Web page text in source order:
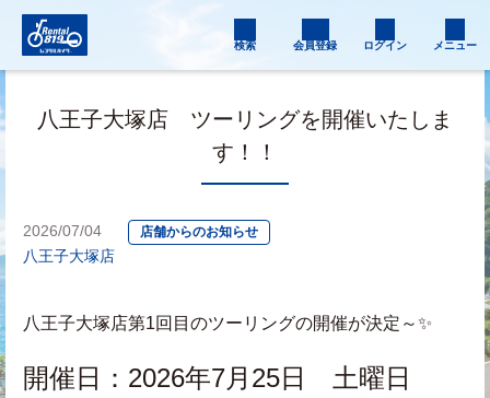
検索 会員登録 ログイン メニュー
八王子大塚店 ツーリングを開催いたしま
す！！
2026/07/04 店舗からのお知らせ
八王子大塚店
八王子大塚店第1回目のツーリングの開催が決定～✨
開催日：2026年7月25日　土曜日